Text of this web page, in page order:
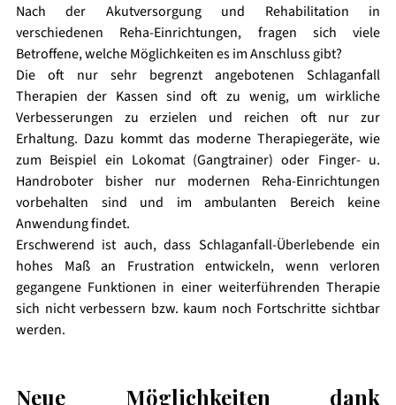
Nach der Akutversorgung und Rehabilitation in
verschiedenen Reha-Einrichtungen, fragen sich viele
Betroffene, welche Möglichkeiten es im Anschluss gibt?
Die oft nur sehr begrenzt angebotenen Schlaganfall
Therapien der Kassen sind oft zu wenig, um wirkliche
Verbesserungen zu erzielen und reichen oft nur zur
Erhaltung. Dazu kommt das moderne Therapiegeräte, wie
zum Beispiel ein Lokomat (Gangtrainer) oder Finger- u.
Handroboter bisher nur modernen Reha-Einrichtungen
vorbehalten sind und im ambulanten Bereich keine
Anwendung findet.
Erschwerend ist auch, dass Schlaganfall-Überlebende ein
hohes Maß an Frustration entwickeln, wenn verloren
gegangene Funktionen in einer weiterführenden Therapie
sich nicht verbessern bzw. kaum noch Fortschritte sichtbar
werden.
Neue Möglichkeiten dank